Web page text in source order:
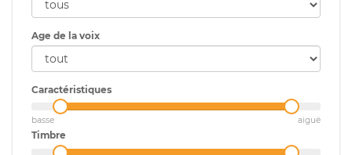
Age de la voix
Caractéristiques
basse aiguë
Timbre